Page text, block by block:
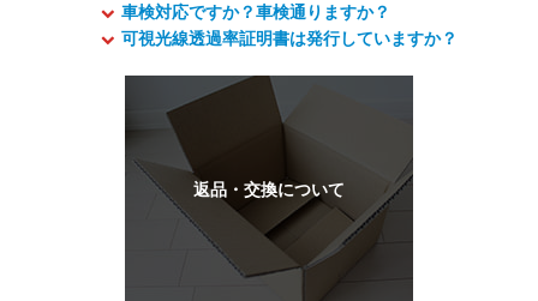
車検対応ですか？車検通りますか？
可視光線透過率証明書は発行していますか？